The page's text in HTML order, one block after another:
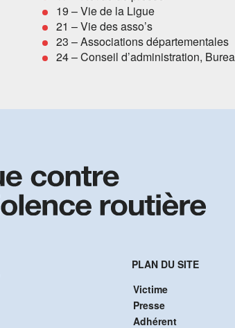
19 – Vie de la Ligue
21 – Vie des asso’s
23 – Associations départementales
24 – Conseil d’administration,
PLAN DU SITE
Victime
Presse
Adhérent